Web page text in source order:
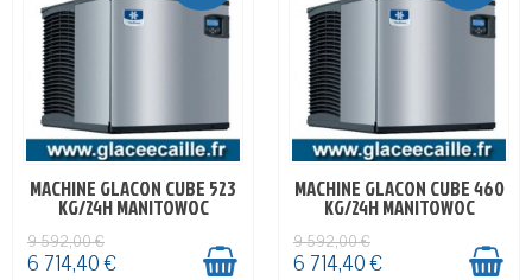
EN STOCK
MACHINE GLACON CUBE 523
KG/24H MANITOWOC
9 592,00 €
6 714,40 €
EN STOCK
MACHINE GLACON CUBE 460
KG/24H MANITOWOC
9 592,00 €
6 714,40 €